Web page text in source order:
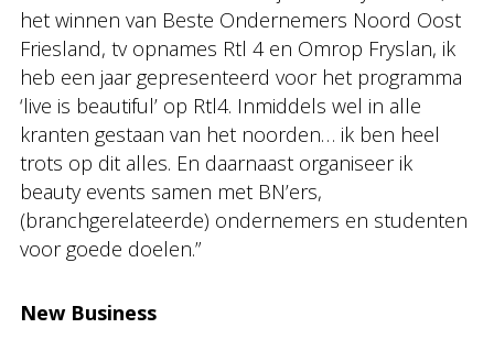
het winnen van Beste Ondernemers Noord Oost
Friesland, tv opnames Rtl 4 en Omrop Fryslan, ik
heb een jaar gepresenteerd voor het programma
‘live is beautiful’ op Rtl4. Inmiddels wel in alle
kranten gestaan van het noorden… ik ben heel
trots op dit alles. En daarnaast organiseer ik
beauty events samen met BN’ers,
(branchgerelateerde) ondernemers en studenten
voor goede doelen.”
New Business